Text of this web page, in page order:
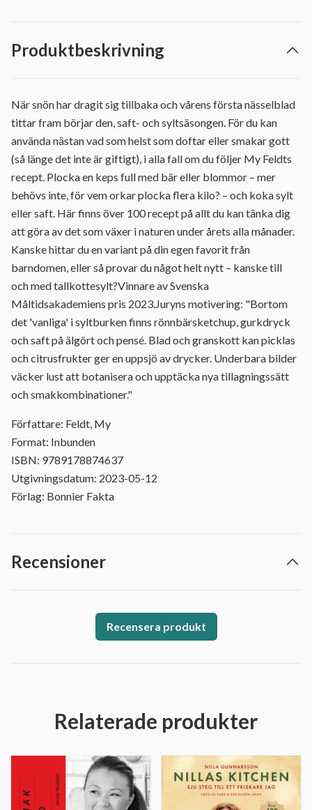
Produktbeskrivning
När snön har dragit sig tillbaka och vårens första nässelblad
tittar fram börjar den, saft- och syltsäsongen. För du kan
använda nästan vad som helst som doftar eller smakar gott
(så länge det inte är giftigt), i alla fall om du följer My Feldts
recept. Plocka en keps full med bär eller blommor – mer
behövs inte, för vem orkar plocka flera kilo? – och koka sylt
eller saft. Här finns över 100 recept på allt du kan tänka dig
att göra av det som växer i naturen under årets alla månader.
Kanske hittar du en variant på din egen favorit från
barndomen, eller så provar du något helt nytt – kanske till
och med tallkottesylt?Vinnare av Svenska
Måltidsakademiens pris 2023.Juryns motivering: "Bortom
det 'vanliga' i syltburken finns rönnbärsketchup, gurkdryck
och saft på älgört och pensé. Blad och granskott kan picklas
och citrusfrukter ger en uppsjö av drycker. Underbara bilder
väcker lust att botanisera och upptäcka nya tillagningssätt
och smakkombinationer."
Författare: Feldt, My
Format: Inbunden
ISBN: 9789178874637
Utgivningsdatum: 2023-05-12
Förlag: Bonnier Fakta
Recensioner
Recensera produkt
Relaterade produkter